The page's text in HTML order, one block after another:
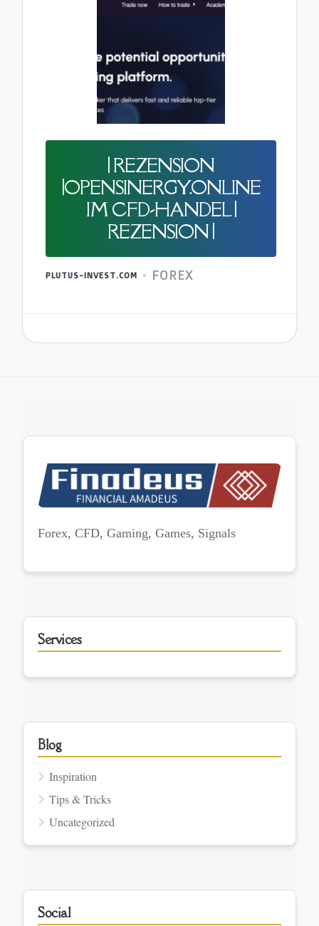
| REZENSION
|OPENSINERGY.ONLINE
IM CFD-HANDEL |
REZENSION |
PLUTUS-INVEST.COM FOREX
Forex, CFD, Gaming, Games, Signals
Services
Blog
Inspiration
Tips & Tricks
Uncategorized
Social